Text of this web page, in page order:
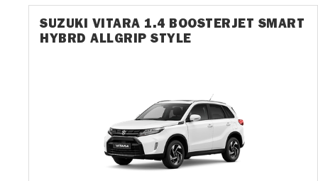
SUZUKI VITARA 1.4 BOOSTERJET SMART
HYBRD ALLGRIP STYLE